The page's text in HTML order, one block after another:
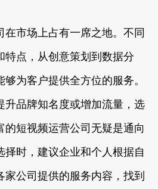
在市场上占有一席之地。不同
特点，从创意策划到数据分
为客户提供全方位的服务。
升品牌知名度或增加流量，选
的短视频运营公司无疑是通向
择时，建议企业和个人根据自
公司提供的服务内容，找到